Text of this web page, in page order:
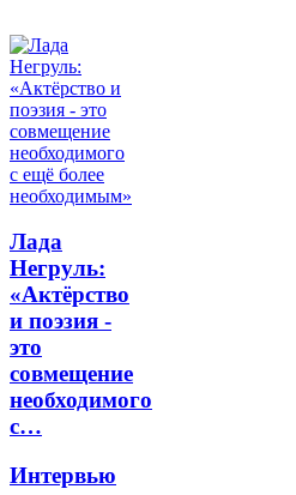
Лада
Негруль:
«Актёрство
и поэзия -
это
совмещение
необходимого
с…
Интервью